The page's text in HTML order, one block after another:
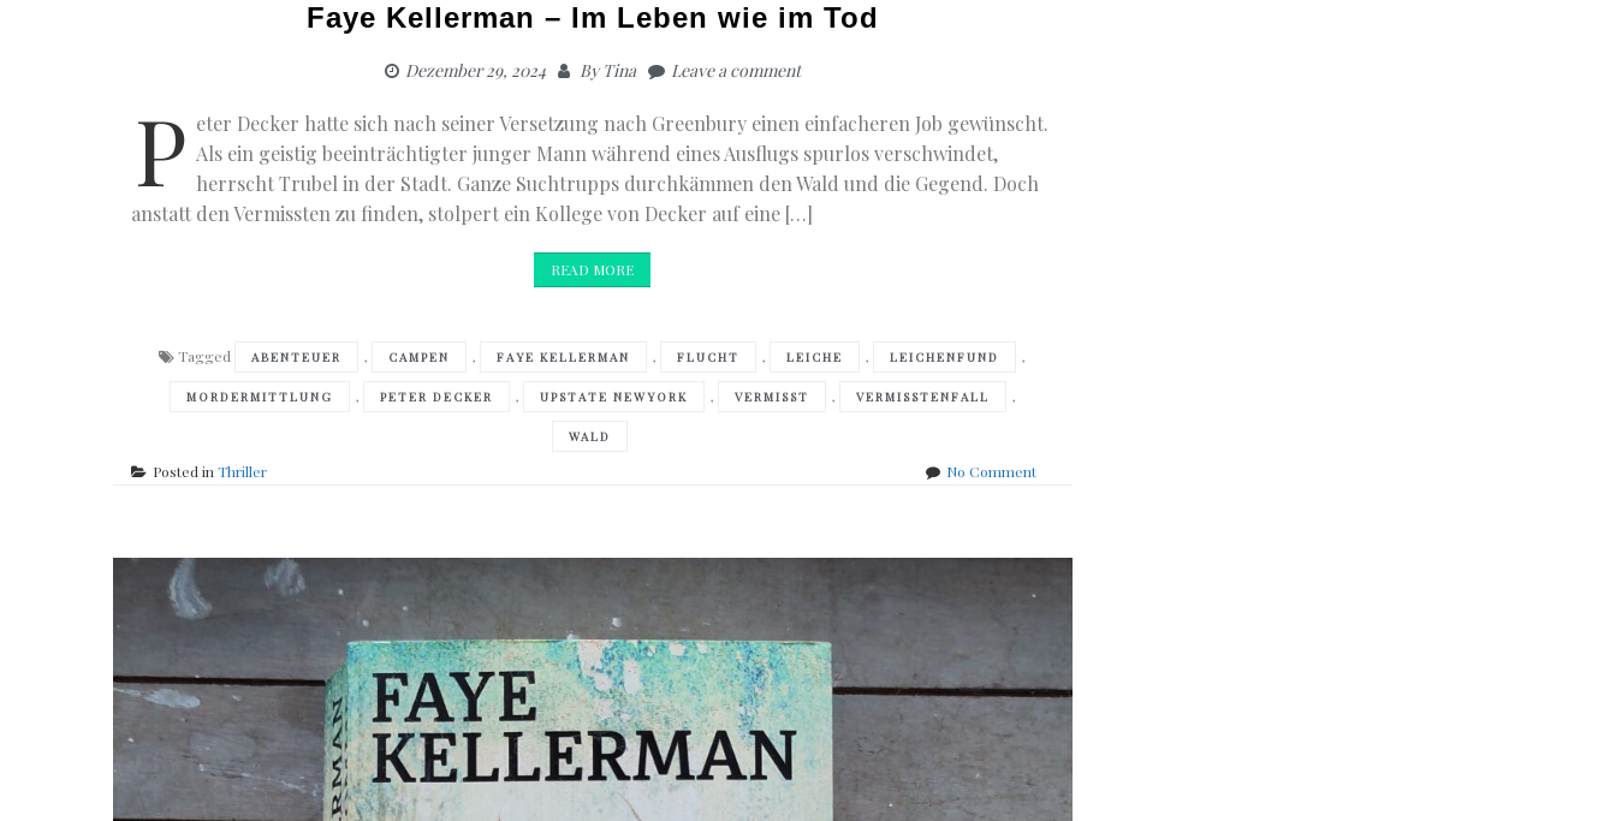
Faye Kellerman – Im Leben wie im Tod
Dezember 29, 2024 ByTina Leave a comment
P eter Decker hatte sich nach seiner Versetzung nach Greenbury einen einfacheren Job gewünscht.
Als ein geistig beeinträchtigter junger Mann während eines Ausflugs spurlos verschwindet,
herrscht Trubel in der Stadt. Ganze Suchtrupps durchkämmen den Wald und die Gegend. Doch
anstatt den Vermissten zu finden, stolpert ein Kollege von Decker auf eine […]
READ MORE
Tagged ABENTEUER , CAMPEN , FAYE KELLERMAN , FLUCHT , LEICHE , LEICHENFUND ,
MORDERMITTLUNG , PETER DECKER , UPSTATE NEWYORK , VERMISST , VERMISSTENFALL ,
WALD
Posted inThriller No Commenton
Im